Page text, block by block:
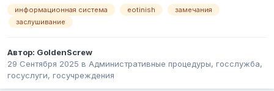
информационная система eotinish
замечания
заслушивание
Автор: GoldenScrew
29 Сентября 2025 в Административные процедуры, госслужба,
госуслуги, госучреждения